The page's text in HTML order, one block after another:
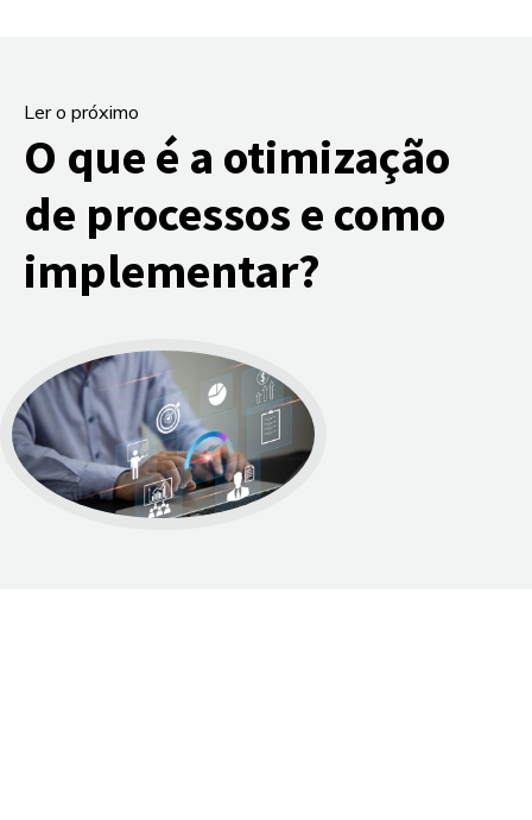
Ler o próximo
O que é a otimização
de processos e como
implementar?